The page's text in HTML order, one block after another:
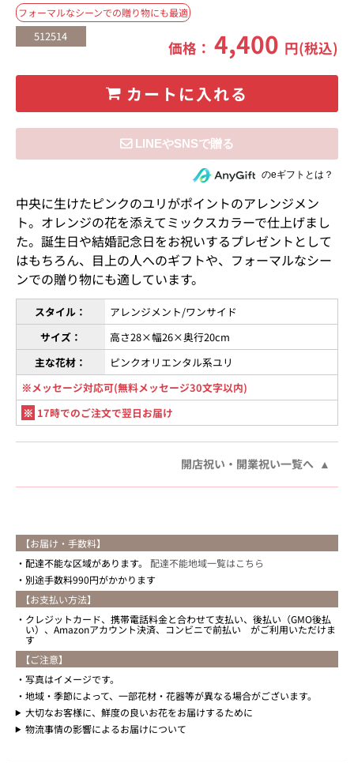
フォーマルなシーンでの贈り物にも最適
512514
価格：4,400 円(税込)
カートに入れる
住所を知らない相手にeギフトで贈るのeギフトとは？
中央に生けたピンクのユリがポイントのアレンジメン
ト。オレンジの花を添えてミックスカラーで仕上げまし
た。誕生日や結婚記念日をお祝いするプレゼントとして
はもちろん、目上の人へのギフトや、フォーマルなシー
ンでの贈り物にも適しています。
スタイル：
アレンジメント/ワンサイド
サイズ：
高さ28×幅26×奥行20cm
主な花材：
ピンクオリエンタル系ユリ
※メッセージ対応可(無料メッセージ30文字以内)
※ 17時でのご注文で翌日お届け
開店祝い・開業祝い一覧へ
【お届け・手数料】
配達不能な区域があります。 配達不能地域一覧はこちら
別途手数料990円がかかります
【お支払い方法】
クレジットカード、携帯電話料金と合わせて支払い、後払い（GMO後払
い）、Amazonアカウント決済、コンビニで前払い がご利用いただけま
す
【ご注意】
写真はイメージです。
地域・季節によって、一部花材・花器等が異なる場合がございます。
大切なお客様に、鮮度の良いお花をお届けするために
物流事情の影響によるお届けについて